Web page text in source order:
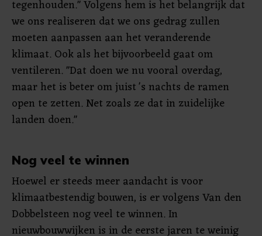
tegenhouden." Volgens hem is het belangrijk dat
we ons realiseren dat we ons gedrag zullen
moeten aanpassen aan het veranderende
klimaat. Ook als het bijvoorbeeld gaat om
ventileren. "Dat doen we nu vooral overdag,
maar het is beter om juist 's nachts de ramen
open te zetten. Net zoals ze dat in zuidelijke
landen doen."
Nog veel te winnen
Hoewel er steeds meer aandacht is voor
klimaatbestendig bouwen, is er volgens Van den
Dobbelsteen nog veel te winnen. In
nieuwbouwwijken is in de eerste jaren te weinig